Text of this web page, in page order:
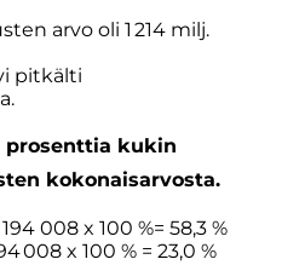
arvo oli 1 214 milj.
pitkälti
prosenttia kukin
kokonaisarvosta.
008 x 100 %= 58,3 %
008 x 100 % = 23,0 %